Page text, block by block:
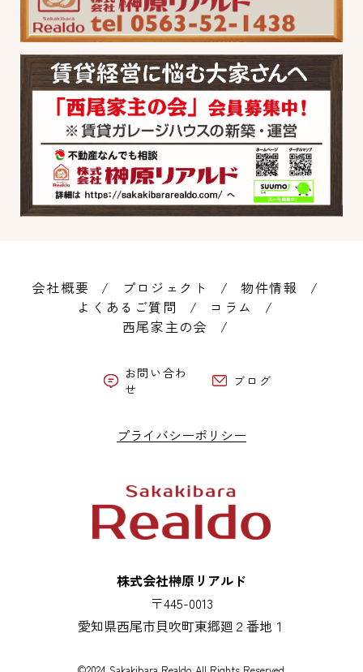
株式会社榊原リアルド
〒445-0013
愛知県西尾市貝吹町東郷廻２番地１
会社概要 プロジェクト
物件情報
よくあるご質問
コラム
西尾家主の会
お問い合わ
せ
ブログ
プライバシーポリシー